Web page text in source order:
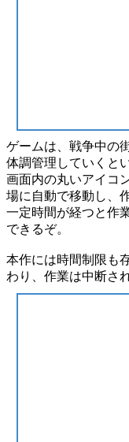
ゲームは、 戦争中の
体調管理 していくと
画面内の丸いアイコ
場に 自動で移動し、
一定時間が経つと作
できるぞ。
本作には時間制限 も
わり、作業は中断さ